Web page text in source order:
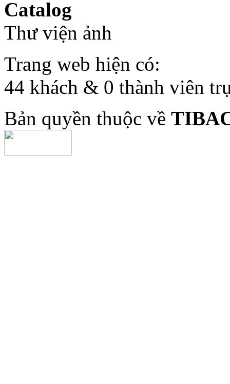
Catalog
Thư viện ảnh
Trang web hiện có:
44 khách & 0 thành viên
Bản quyền thuộc về